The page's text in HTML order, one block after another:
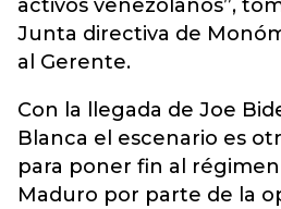
activos venezolanos”,
Junta directiva de
al Gerente.
Con la llegada de Joe
Blanca el escenario es
para poner fin al
Maduro por parte de la